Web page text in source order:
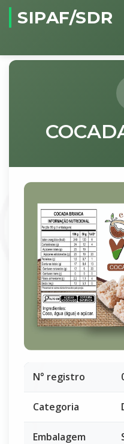
SIPAF/SDR
N° registro
Categoria
Embalagem